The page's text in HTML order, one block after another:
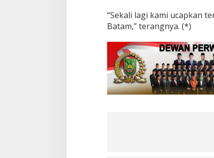
“Sekali lagi kami ucapkan
Batam,” terangnya. (*)